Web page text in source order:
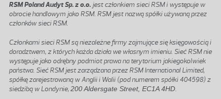
RSM Poland Audyt Sp. z o.o. jest członkiem sieci RSM i występuje w
obrocie handlowym jako RSM. RSM jest nazwą spółki używaną przez
członków sieci RSM.
Członkami sieci RSM są niezależne firmy zajmujące się księgowością i
doradztwem, z których każda działa we własnym imieniu. Sieć RSM nie
występuje jako odrębny podmiot prawa na terytorium jakiegokolwiek
państwa. Sieć RSM jest zarządzana przez RSM International Limited,
spółkę zarejestrowaną w Anglii i Walii (pod numerem spółki 404598) z
siedzibą w Londynie, 200 Aldersgate Street, EC1A 4HD.